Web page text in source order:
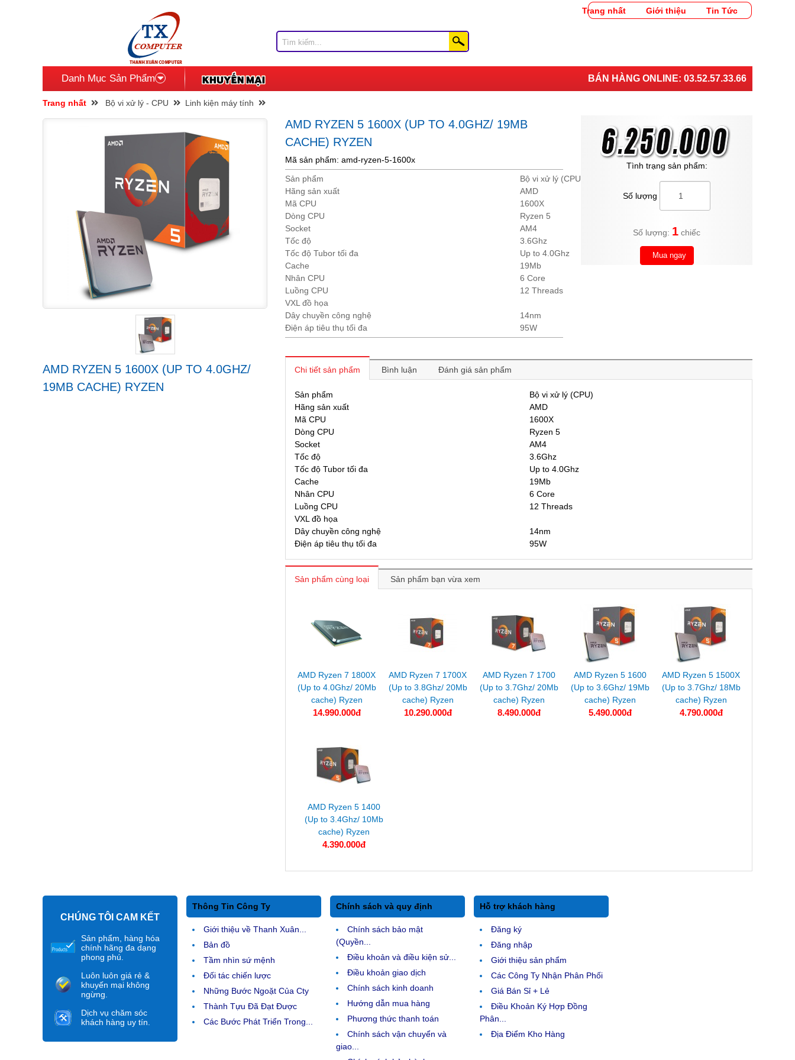
Trang nhất Giới thiệu Tin Tức
Danh Mục Sản Phẩm BÁN HÀNG ONLINE: 03.52.57.33.66
Trang nhất Bộ vi xử lý - CPU Linh kiện máy tính
AMD RYZEN 5 1600X (UP TO 4.0GHZ/
19MB CACHE) RYZEN
AMD RYZEN 5 1600X (UP TO 4.0GHZ/ 19MB
CACHE) RYZEN
Mã sản phẩm: amd-ryzen-5-1600x
Sản phẩm
Bộ vi xử lý (CPU)
Hãng sản xuất
AMD
Mã CPU
1600X
Dòng CPU
Ryzen 5
Socket
AM4
Tốc độ
3.6Ghz
Tốc độ Tubor tối đa
Up to 4.0Ghz
Cache
19Mb
Nhân CPU
6 Core
Luồng CPU
12 Threads
VXL đồ họa
Dây chuyền công nghệ
14nm
Điện áp tiêu thụ tối đa
95W
Tình trạng sản phẩm:
Số lượng
Số lượng: 1 chiếc
Mua ngay
Chi tiết sản phẩm Bình luận Đánh giá sản phẩm
Sản phẩm
Bộ vi xử lý (CPU)
Hãng sản xuất
AMD
Mã CPU
1600X
Dòng CPU
Ryzen 5
Socket
AM4
Tốc độ
3.6Ghz
Tốc độ Tubor tối đa
Up to 4.0Ghz
Cache
19Mb
Nhân CPU
6 Core
Luồng CPU
12 Threads
VXL đồ họa
Dây chuyền công nghệ
14nm
Điện áp tiêu thụ tối đa
95W
Sản phẩm cùng loại Sản phẩm bạn vừa xem
AMD Ryzen 7 1800X
(Up to 4.0Ghz/ 20Mb
cache) Ryzen
14.990.000đ
AMD Ryzen 7 1700X
(Up to 3.8Ghz/ 20Mb
cache) Ryzen
10.290.000đ
AMD Ryzen 7 1700
(Up to 3.7Ghz/ 20Mb
cache) Ryzen
8.490.000đ
AMD Ryzen 5 1600
(Up to 3.6Ghz/ 19Mb
cache) Ryzen
5.490.000đ
AMD Ryzen 5 1500X
(Up to 3.7Ghz/ 18Mb
cache) Ryzen
4.790.000đ
AMD Ryzen 5 1400
(Up to 3.4Ghz/ 10Mb
cache) Ryzen
4.390.000đ
CHÚNG TÔI CAM KẾT
Sản phẩm, hàng hóa
chính hãng đa dạng
phong phú.
Luôn luôn giá rẻ &
khuyến mại không
ngừng.
Dịch vụ chăm sóc
khách hàng uy tín.
Thông Tin Công Ty
Giới thiệu về Thanh Xuân...
Bản đồ
Tầm nhìn sứ mệnh
Đối tác chiến lược
Những Bước Ngoặt Của Cty
Thành Tựu Đã Đạt Được
Các Bước Phát Triển Trong...
Chính sách và quy định
Chính sách bảo mật
(Quyền...
Điều khoản và điều kiện sử...
Điều khoản giao dịch
Chính sách kinh doanh
Hướng dẫn mua hàng
Phương thức thanh toán
Chính sách vận chuyển và
giao...
Hỗ trợ khách hàng
Đăng ký
Đăng nhập
Giới thiệu sản phẩm
Các Công Ty Nhận Phân Phối
Giá Bán Sỉ + Lẻ
Điều Khoản Ký Hợp Đồng
Phân...
Địa Điểm Kho Hàng